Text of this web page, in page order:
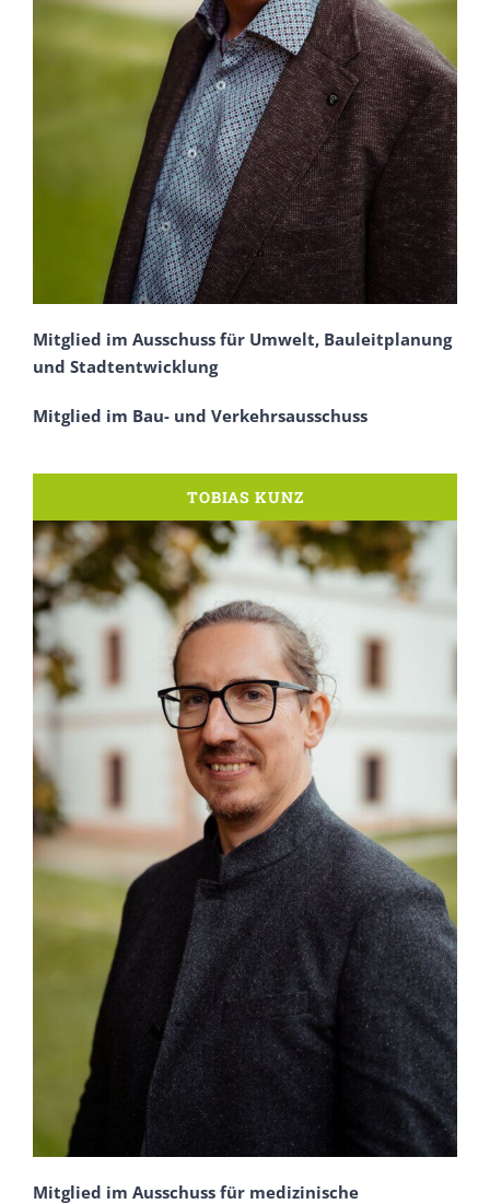
Mitglied im Ausschuss für Umwelt, Bauleitplanung
und Stadtentwicklung
Mitglied im Bau- und Verkehrsausschuss
TOBIAS KUNZ
Mitglied im Ausschuss für medizinische